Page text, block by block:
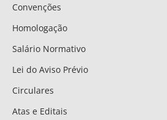
Convenções
Homologação
Salário Normativo
Lei do Aviso Prévio
Circulares
Atas e Editais